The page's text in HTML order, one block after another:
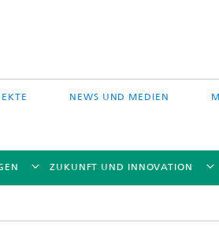
NEWS UND MEDIEN
ZUKUNFT UND INNOVATION